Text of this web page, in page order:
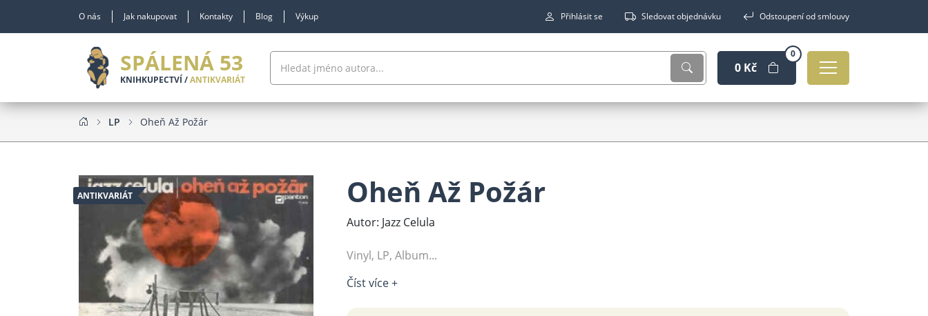
O nás Jak nakupovat Kontakty Blog Výkup Přihlásit se Sledovat objednávku Odstoupení od smlouvy
SPÁLENÁ 53
KNIHKUPECTVÍ /ANTIKVARIÁT
0 Kč
0
LP Oheň Až Požár
ANTIKVARIÁT Oheň Až Požár
Autor: Jazz Celula
Vinyl, LP, Album...
Číst více +